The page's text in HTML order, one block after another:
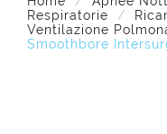
Respiratorie
Ventilazione
Smoothbore